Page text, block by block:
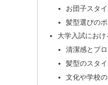
お団子スタ
髪型選びの
大学入試にお
清潔感とプ
髪型のスタ
文化や学校